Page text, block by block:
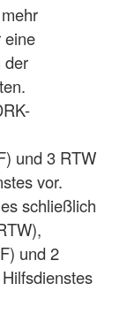
eine
der
und 3 RTW
vor.
schließlich
und 2